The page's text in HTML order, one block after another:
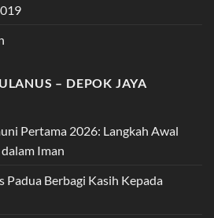
– DEPOK JAYA
Pertama 2026: Langkah Awal
Iman
Padua Berbagi Kasih Kepada